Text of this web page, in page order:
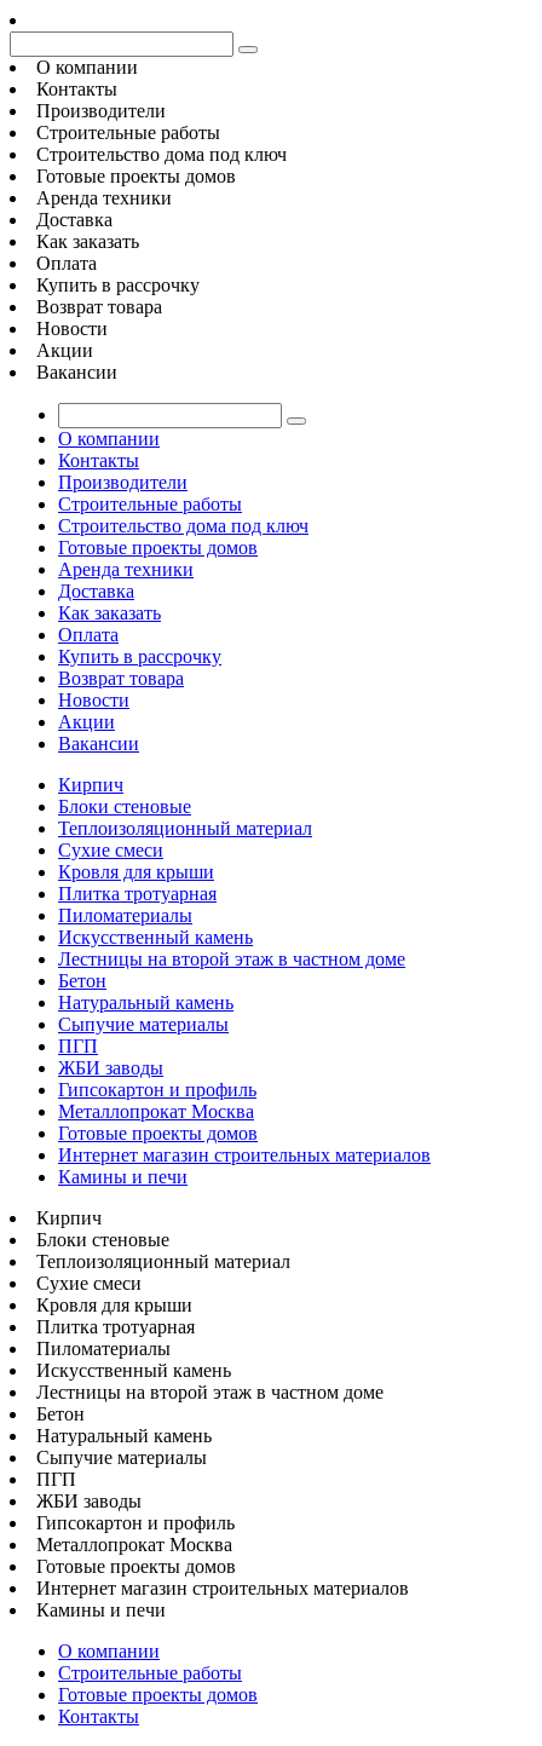
О компании
Контакты
Производители
Строительные работы
Строительство дома под ключ
Готовые проекты домов
Аренда техники
Доставка
Как заказать
Оплата
Купить в рассрочку
Возврат товара
Новости
Акции
Вакансии
О компании
Контакты
Производители
Строительные работы
Строительство дома под ключ
Готовые проекты домов
Аренда техники
Доставка
Как заказать
Оплата
Купить в рассрочку
Возврат товара
Новости
Акции
Вакансии
Кирпич
Блоки стеновые
Теплоизоляционный материал
Сухие смеси
Кровля для крыши
Плитка тротуарная
Пиломатериалы
Искусственный камень
Лестницы на второй этаж в частном доме
Бетон
Натуральный камень
Сыпучие материалы
ПГП
ЖБИ заводы
Гипсокартон и профиль
Металлопрокат Москва
Готовые проекты домов
Интернет магазин строительных материалов
Камины и печи
Кирпич
Блоки стеновые
Теплоизоляционный материал
Сухие смеси
Кровля для крыши
Плитка тротуарная
Пиломатериалы
Искусственный камень
Лестницы на второй этаж в частном доме
Бетон
Натуральный камень
Сыпучие материалы
ПГП
ЖБИ заводы
Гипсокартон и профиль
Металлопрокат Москва
Готовые проекты домов
Интернет магазин строительных материалов
Камины и печи
О компании
Строительные работы
Готовые проекты домов
Контакты